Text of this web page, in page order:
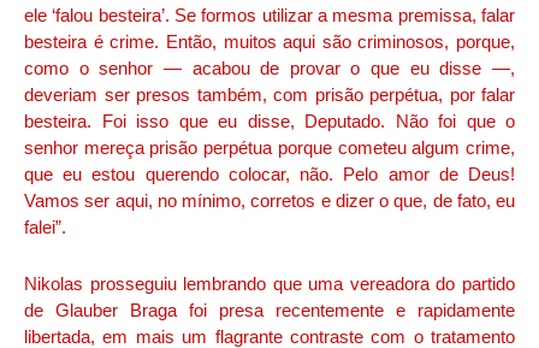
ele ‘falou besteira’. Se formos utilizar a mesma premissa, falar
besteira é crime. Então, muitos aqui são criminosos, porque,
como o senhor — acabou de provar o que eu disse —,
deveriam ser presos também, com prisão perpétua, por falar
besteira. Foi isso que eu disse, Deputado. Não foi que o
senhor mereça prisão perpétua porque cometeu algum crime,
que eu estou querendo colocar, não. Pelo amor de Deus!
Vamos ser aqui, no mínimo, corretos e dizer o que, de fato, eu
falei”.
Nikolas prosseguiu lembrando que uma vereadora do partido
de Glauber Braga foi presa recentemente e rapidamente
libertada, em mais um flagrante contraste com o tratamento